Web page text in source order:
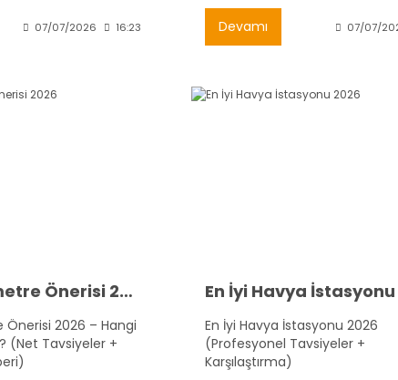
hız ve ivme kontrolü
hassasiyet
07/07/2026 16:23 Devamı 07/07/
En İyi Multimetre Önerisi 2026
Önerisi 2026 – Hangi
(Net Tavsiyeler +
En İyi Havya İstasyonu
En İyi Havya İstasyonu 2026
(Profesyonel Tavsiyeler +
Karşılaştırma)